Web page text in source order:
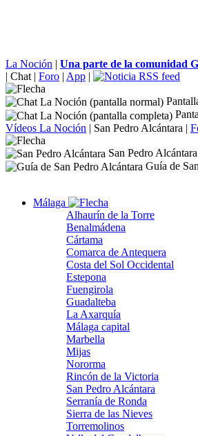
La Noción | Una parte de la comunidad
| Chat | Foro | App |
Vídeos La Noción | San Pedro Alcántara |
San Pedro Alcántara
Guía de
Málaga
Alhaurín de la Torre
Benalmádena
Cártama
Comarca de Antequera
Costa del Sol Occidental
Estepona
Fuengirola
Guadalteba
La Axarquía
Málaga capital
Marbella
Mijas
Nororma
Rincón de la Victoria
San Pedro Alcántara
Serranía de Ronda
Sierra de las Nieves
Torremolinos